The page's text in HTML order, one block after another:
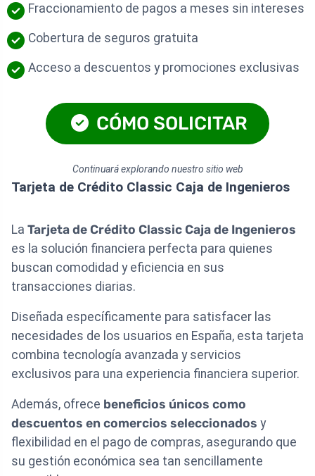
Fraccionamiento de pagos a meses sin intereses
Cobertura de seguros gratuita
Acceso a descuentos y promociones exclusivas
CÓMO SOLICITAR
Continuará explorando nuestro sitio web
Tarjeta de Crédito Classic Caja de Ingenieros
La Tarjeta de Crédito Classic Caja de Ingenieros
es la solución financiera perfecta para quienes
buscan comodidad y eficiencia en sus
transacciones diarias.
Diseñada específicamente para satisfacer las
necesidades de los usuarios en España, esta tarjeta
combina tecnología avanzada y servicios
exclusivos para una experiencia financiera superior.
Además, ofrece beneficios únicos como
descuentos en comercios seleccionados y
flexibilidad en el pago de compras, asegurando que
su gestión económica sea tan sencillamente